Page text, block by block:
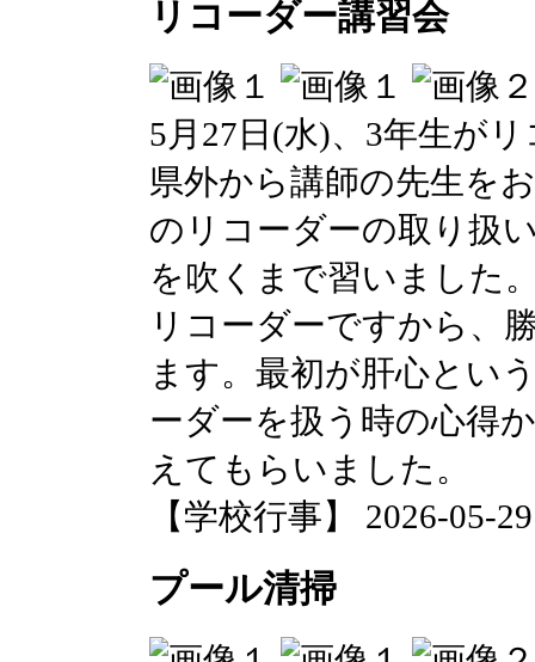
リコーダー講習会
5月27日(水)、3年生が
県外から講師の先生を
のリコーダーの取り扱
を吹くまで習いました
リコーダーですから、
ます。最初が肝心とい
ーダーを扱う時の心得
えてもらいました。
【学校行事】 2026-05-
プール清掃